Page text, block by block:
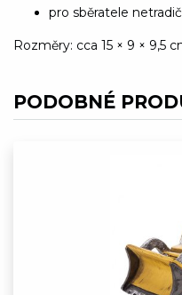
pro sběratele
Rozměry: cca 15 × 9 × 9,5
PODOBNÉ